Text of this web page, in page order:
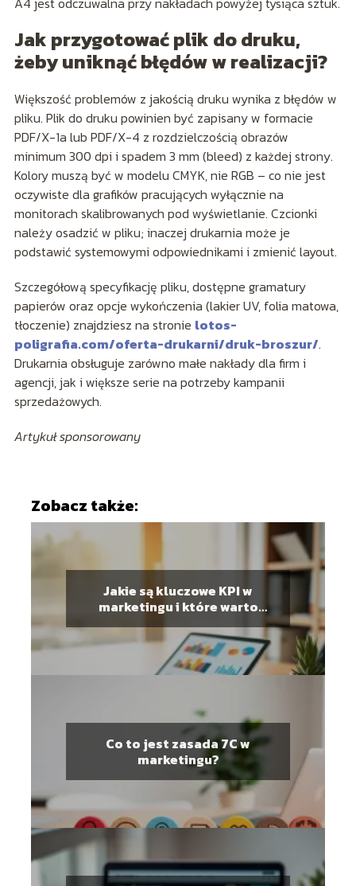
Jak przygotować plik do druku,
żeby uniknąć błędów w realizacji?
Większość problemów z jakością druku wynika z błędów w
pliku. Plik do druku powinien być zapisany w formacie
PDF/X-1a lub PDF/X-4 z rozdzielczością obrazów
minimum 300 dpi i spadem 3 mm (bleed) z każdej strony.
Kolory muszą być w modelu CMYK, nie RGB – co nie jest
oczywiste dla grafików pracujących wyłącznie na
monitorach skalibrowanych pod wyświetlanie. Czcionki
należy osadzić w pliku; inaczej drukarnia może je
podstawić systemowymi odpowiednikami i zmienić layout.
Szczegółową specyfikację pliku, dostępne gramatury
papierów oraz opcje wykończenia (lakier UV, folia matowa,
tłoczenie) znajdziesz na stronie lotos-
poligrafia.com/oferta-drukarni/druk-broszur/.
Drukarnia obsługuje zarówno małe nakłady dla firm i
agencji, jak i większe serie na potrzeby kampanii
sprzedażowych.
Artykuł sponsorowany
Zobacz także:
Jakie są kluczowe KPI w
marketingu i które warto
mierzyć?
Co to jest zasada 7C w
marketingu?